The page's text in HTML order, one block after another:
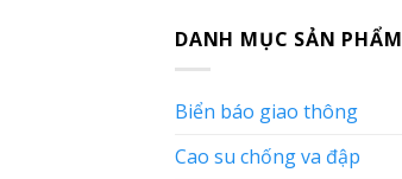
DANH MỤC SẢN PHẨM
Biển báo giao thông
Cao su chống va đập